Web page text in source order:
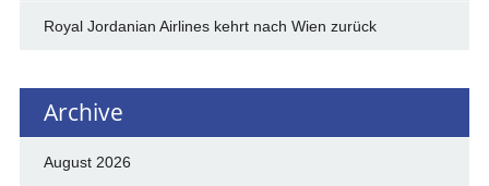
Royal Jordanian Airlines kehrt nach Wien zurück
Archive
August 2026